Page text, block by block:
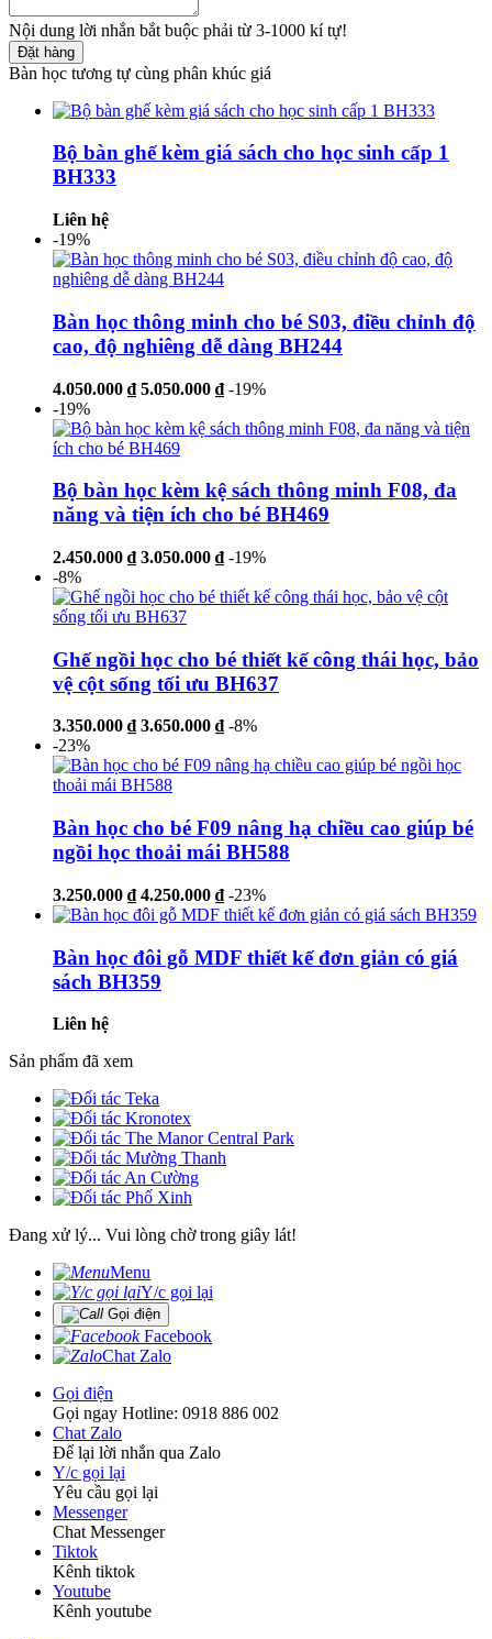
Nội dung lời nhắn bắt buộc phải từ 3-1000 kí tự!
Đặt hàng
Bàn học tương tự cùng phân khúc giá
Bộ bàn ghế kèm giá sách cho học sinh cấp 1
BH333
Liên hệ
-19%
Bàn học thông minh cho bé S03, điều chỉnh độ
cao, độ nghiêng dễ dàng BH244
4.050.000 ₫ 5.050.000 ₫ -19%
-19%
Bộ bàn học kèm kệ sách thông minh F08, đa
năng và tiện ích cho bé BH469
2.450.000 ₫ 3.050.000 ₫ -19%
-8%
Ghế ngồi học cho bé thiết kế công thái học, bảo
vệ cột sống tối ưu BH637
3.350.000 ₫ 3.650.000 ₫ -8%
-23%
Bàn học cho bé F09 nâng hạ chiều cao giúp bé
ngồi học thoải mái BH588
3.250.000 ₫ 4.250.000 ₫ -23%
Bàn học đôi gỗ MDF thiết kế đơn giản có giá
sách BH359
Liên hệ
Sản phẩm đã xem
Đang xử lý... Vui lòng chờ trong giây lát!
Menu
Y/c gọi lại
Gọi điện
Facebook
Chat Zalo
Gọi điện
Gọi ngay Hotline: 0918 886 002
Chat Zalo
Để lại lời nhắn qua Zalo
Y/c gọi lại
Yêu cầu gọi lại
Messenger
Chat Messenger
Tiktok
Kênh tiktok
Youtube
Kênh youtube